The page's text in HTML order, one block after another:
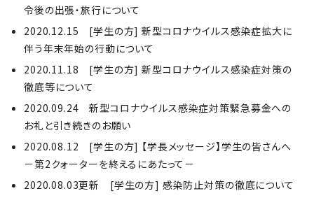
令後の出張・旅行について
2020.12.15 [学生の方] 新型コロナウイルス感染症拡大に
伴う年末年始の行動について
2020.11.18 [学生の方] 新型コロナウイルス感染症対策の
徹底等について
2020.09.24 新型コロナウイルス感染症対策緊急募金への
お礼と引き続きのお願い
2020.08.12 [学生の方] 【学長メッセージ】学生の皆さんへ
－第2クォーターを終えるにあたって－
2020.08.03更新 [学生の方] 感染防止対策の徹底について